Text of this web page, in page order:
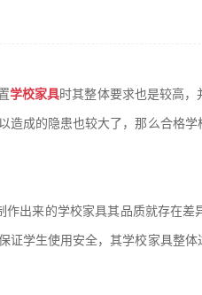
学校家具时其整体要求也是较高，
造成的隐患也较大了，那么合格
出来的学校家具其品质就存在
证学生使用安全，其学校家具整